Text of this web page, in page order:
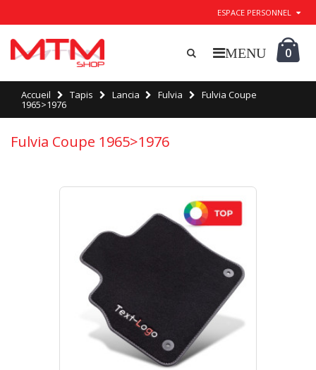
ESPACE PERSONNEL
0
Accueil Tapis Lancia Fulvia Fulvia Coupe
1965>1976
Fulvia Coupe 1965>1976